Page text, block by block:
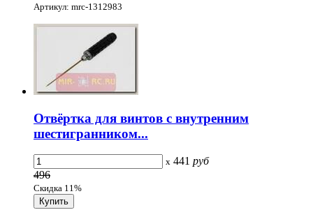
Артикул: mrc-1312983
Отвёртка для винтов с внутренним
шестигранником...
x 441 руб
496
Скидка 11%